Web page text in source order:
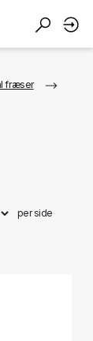
fræser
per side